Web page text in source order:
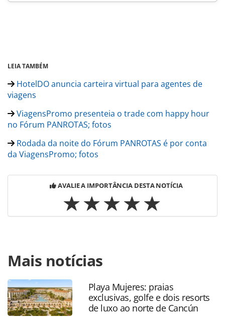
LEIA TAMBÉM
HotelDO anuncia carteira virtual para agentes de
viagens
ViagensPromo presenteia o trade com happy hour
no Fórum PANROTAS; fotos
Rodada da noite do Fórum PANROTAS é por conta
da ViagensPromo; fotos
AVALIE A IMPORTÂNCIA DESTA NOTÍCIA
https://www.panrotas.com.br/mercado/encontros/2024/
dia-de-forum-panrotas-2024-inspira-o-publico-veja-
resumo_203687.html ou as ferramentas oferecidas na
página. Todo o conteúdo produzido pela PANROTAS
Editora é protegido pela legislação brasileira sobre direito
autoral. Não reproduza o conteúdo sem autorização da
Mais notícias
Playa Mujeres: praias
exclusivas, golfe e dois resorts
de luxo ao norte de Cancún